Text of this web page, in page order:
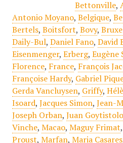
Bettonville,
Antonio Moyano, Belgique,
Bertels, Boitsfort, Bovy,
Daily-Bul, Daniel Fano, David
Eisenmenger, Erberg, Eugène
Florence, France, François
Françoise Hardy, Gabriel
Gerda Vancluysen, Griffy,
Isoard, Jacques Simon, Jean-
Joseph Orban, Juan Goytistolo
Vinche, Macao, Maguy Frimat,
Proust, Marfan, Maria Casares